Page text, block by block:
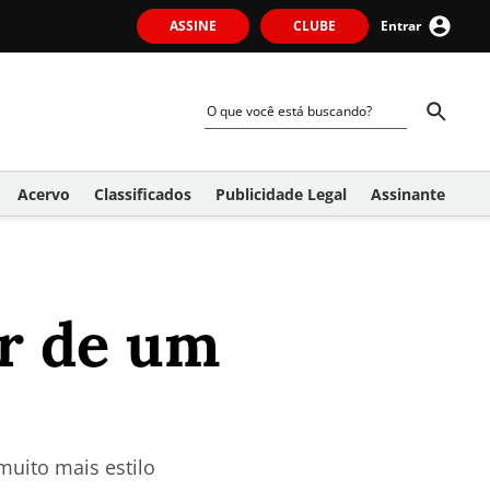
ASSINE CLUBE Entrar
Acervo Classificados Publicidade Legal Assinante
de um
mais estilo